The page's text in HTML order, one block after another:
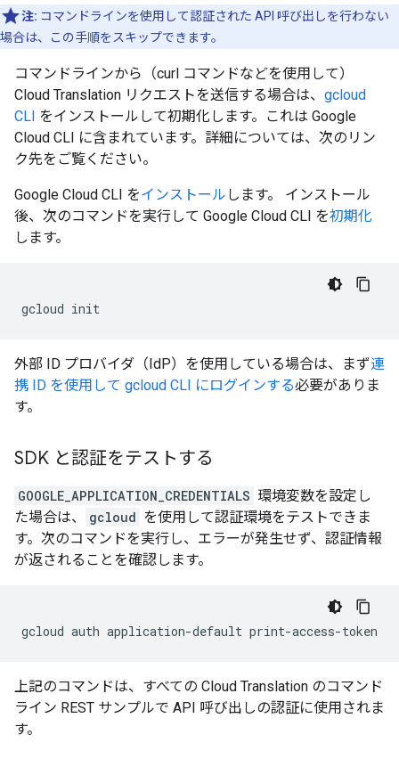
注: コマンドラインを使用して認証された API 呼び出しを行わない
場合は、この手順をスキップできます。
コマンドラインから（curl コマンドなどを使用して）
Cloud Translation リクエストを送信する場合は、 gcloud
CLI をインストールして初期化します。これは Google
Cloud CLI に含まれています。詳細については、次のリン
ク先をご覧ください。
Google Cloud CLI をインストール します。 インストール
後、次のコマンドを実行して Google Cloud CLI を初期化
します。
gcloud init
外部 ID プロバイダ（IdP）を使用している場合は、まず連
携 ID を使用して gcloud CLI にログインする必要がありま
す。
SDK と認証をテストする
GOOGLE_APPLICATION_CREDENTIALS 環境変数を設定し
た場合は、
gcloud を使用して認証環境をテストできま
す。次のコマンドを実行し、エラーが発生せず、認証情報
が返されることを確認します。
上記のコマンドは、すべての Cloud Translation のコマンド
ライン REST サンプルで API 呼び出しの認証に使用されま
す。